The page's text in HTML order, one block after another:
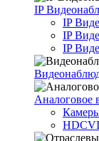
IP
IP
IP
IP
Аналоговое